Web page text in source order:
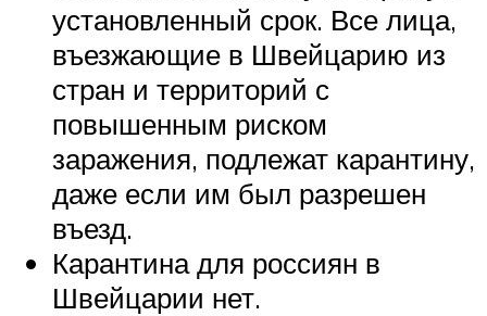
установленный срок. Все лица,
въезжающие в Швейцарию из
стран и территорий с
повышенным риском
заражения, подлежат карантину,
даже если им был разрешен
въезд.
Карантина для россиян в
Швейцарии нет.